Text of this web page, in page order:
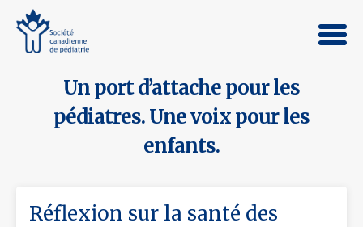
Un port d’attache pour les
pédiatres. Une voix pour les
enfants.
Réflexion sur la santé des